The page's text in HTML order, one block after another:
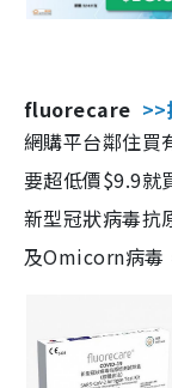
fluorecare >>
網購平台鄰住買
要超低價$9.9就
新型冠狀病毒抗
及Omicorn病毒